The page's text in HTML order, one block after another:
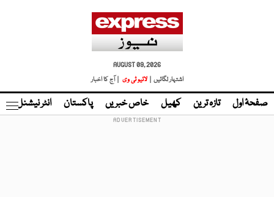
AUGUST 09, 2026
اشتہار لگائیں |
لائیو ٹی وی | آج کا اخبار
صفحۂ اول تازہ ترین کھیل خاص خبریں پاکستان انٹر نیشنل